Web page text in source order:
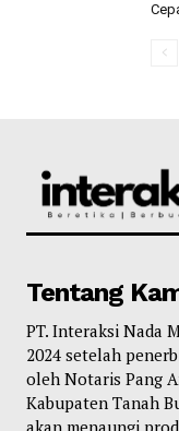
Tentang
PT. Interaksi Nada
2024 setelah
oleh Notaris Pang
Kabupaten Tanah
akan menaungi